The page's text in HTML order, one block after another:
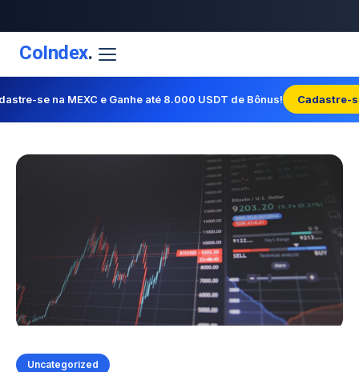
CoIndex.
se na MEXC e Ganhe até 8.000 USDT de Bônus! Cadastre-
Uncategorized